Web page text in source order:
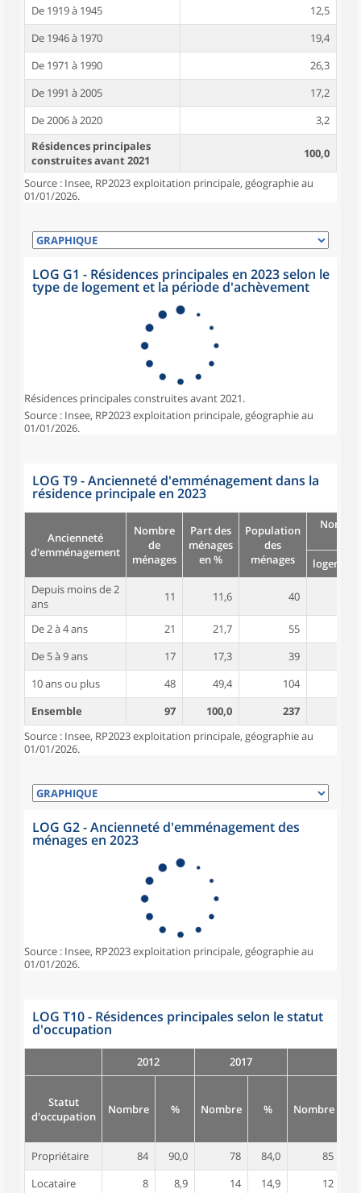
De 1919 à 1945
12,5
De 1946 à 1970
19,4
De 1971 à 1990
26,3
De 1991 à 2005
17,2
De 2006 à 2020
3,2
Résidences principales
construites avant 2021
100,0
Source : Insee, RP2023 exploitation principale, géographie au
01/01/2026.
LOG G1 - Résidences principales en 2023 selon le
type de logement et la période d'achèvement
Résidences principales construites avant 2021.
Source : Insee, RP2023 exploitation principale, géographie au
01/01/2026.
LOG T9 - Ancienneté d'emménagement dans la
résidence principale en 2023
Ancienneté
d'emménagement
Nombre
de
ménages
Part des
ménages
en %
Population
des
ménages
logement
Depuis moins de 2
ans
11 11,6 40
De 2 à 4 ans 21 21,7 55
De 5 à 9 ans
17 17,3 39
10 ans ou plus
48 49,4 104
Ensemble
97 100,0 237
Source : Insee, RP2023 exploitation principale, géographie au
01/01/2026.
LOG G2 - Ancienneté d'emménagement des
ménages en 2023
Source : Insee, RP2023 exploitation principale, géographie au
01/01/2026.
LOG T10 - Résidences principales selon le statut
d'occupation
2012 2017
Statut
d'occupation
Nombre % Nombre % Nombre
Propriétaire 84 90,0 78 84,0 85
Locataire
8 8,9 14 14,9 12